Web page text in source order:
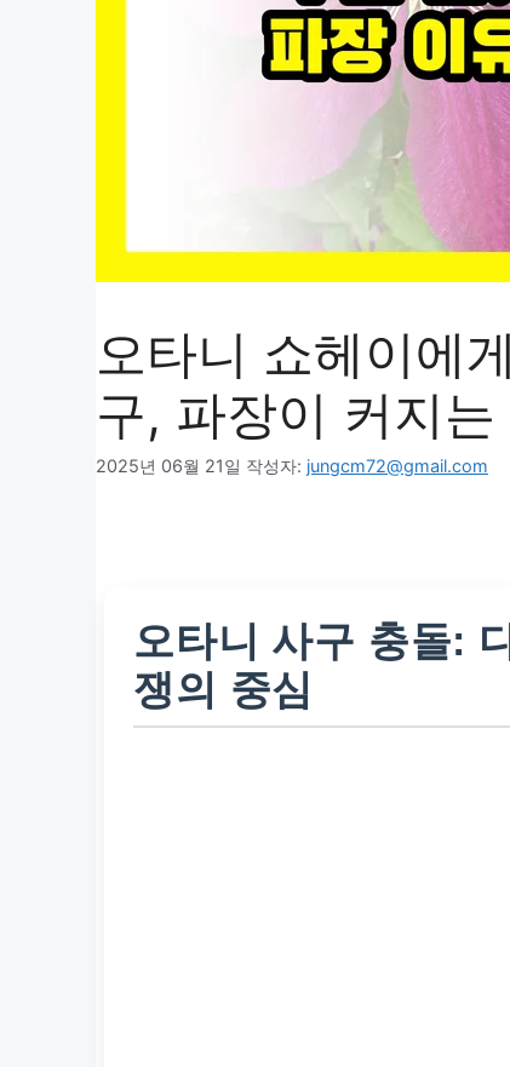
오타니 쇼헤이에
구, 파장이 커지는
2025년 06월 21일 작성자: jungcm72@gmail.com
오타니 사구 충돌:
쟁의 중심